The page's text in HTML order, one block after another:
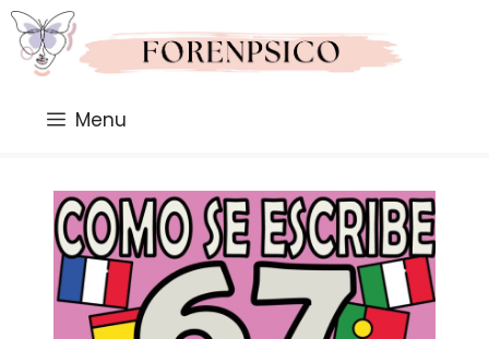
Saltar
al
contenido
Menu